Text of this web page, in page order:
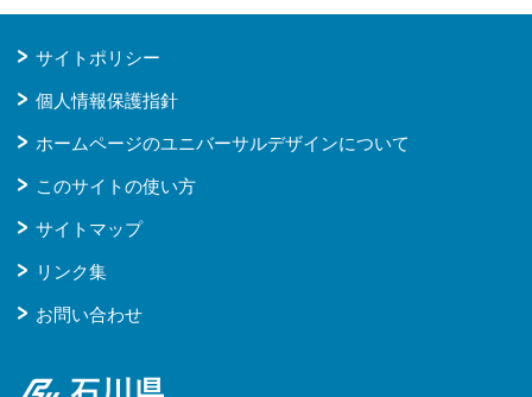
サイトポリシー
個人情報保護指針
ホームページのユニバーサルデザインについて
このサイトの使い方
サイトマップ
リンク集
お問い合わせ
石川県